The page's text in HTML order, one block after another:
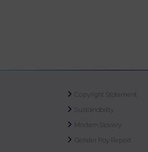
Copyright Statement
Sustainability
Modern Slavery
Gender Pay Report